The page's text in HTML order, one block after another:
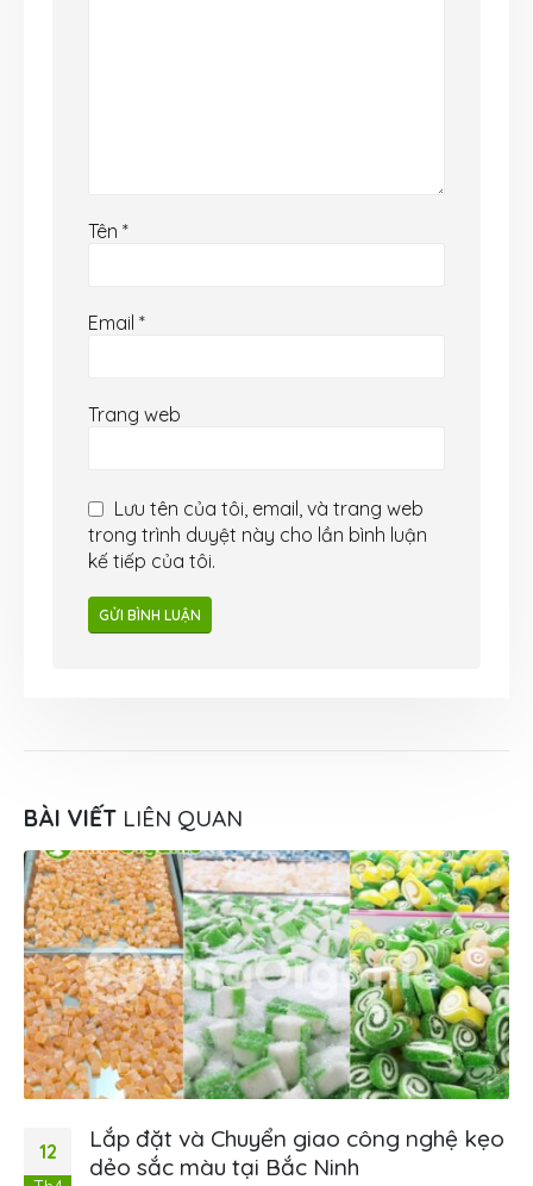
Tên *
Email *
Trang web
Lưu tên của tôi, email, và trang web
trong trình duyệt này cho lần bình luận
kế tiếp của tôi.
BÀI VIẾT LIÊN QUAN
12
Lắp đặt và Chuyển giao công nghệ kẹo
dẻo sắc màu tại Bắc Ninh